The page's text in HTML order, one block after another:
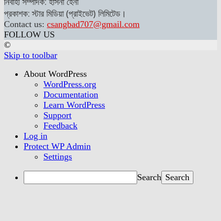
প্রকাশক: স্টার মিডিয়া (প্রাইভেট) লিমিটেড।
Contact us: csangbad707@gmail.com
FOLLOW US
©
Skip to toolbar
About WordPress
WordPress.org
Documentation
Learn WordPress
Support
Feedback
Log in
Protect WP Admin
Settings
Search